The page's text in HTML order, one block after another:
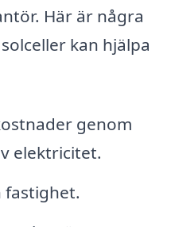
Här är några
kan hjälpa
genom
elektricitet.
fastighet.